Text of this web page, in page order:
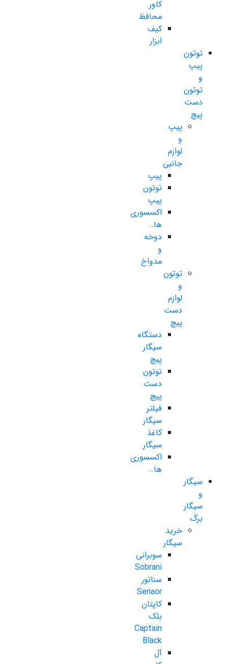
کاور
محافظ
کیف
ابزار
توتون
پیپ
و
توتون
دست
پیچ
پیپ
و
لوازم
جانبی
پیپ
توتون
پیپ
اکسسوری
ها..
دوخه
و
مدواخ
توتون
و
لوازم
دست
پیچ
دستگاه
سیگار
پیچ
توتون
دست
پیچ
فیلتر
سیگار
کاغذ
سیگار
اکسسوری
ها..
سیگار
و
سیگار
برگ
خرید
سیگار
سوبرانی
Sobrani
سناتور
Senaor
کاپتان
بلک
Captain
Black
آل